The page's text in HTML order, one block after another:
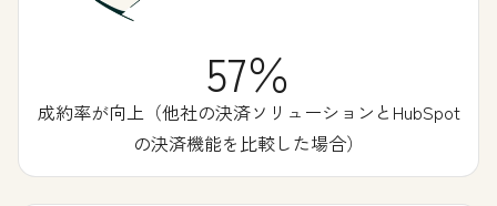
57％
成約率が向上（他社の決済ソリューションとHubSpot
の決済機能を比較した場合）